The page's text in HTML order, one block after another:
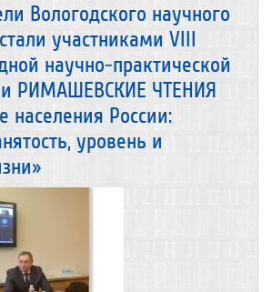
Вологодского научного
участниками VIII
научно-практической
РИМАШЕВСКИЕ ЧТЕНИЯ
населения России:
уровень и